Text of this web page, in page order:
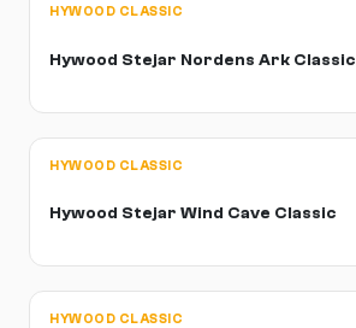
HYWOOD CLASSIC
Hywood Stejar Nordens Ark Classic
HYWOOD CLASSIC
Hywood Stejar Wind Cave Classic
HYWOOD CLASSIC